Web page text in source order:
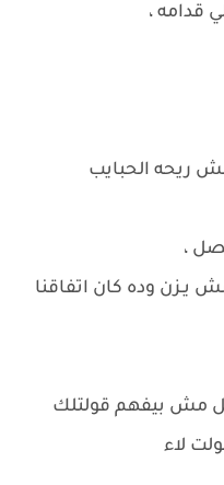
قدامه ،
ريحه الحبايب
،
يـزن وده كان اتفاقنا
مش بيفهم قولتلك
لاء